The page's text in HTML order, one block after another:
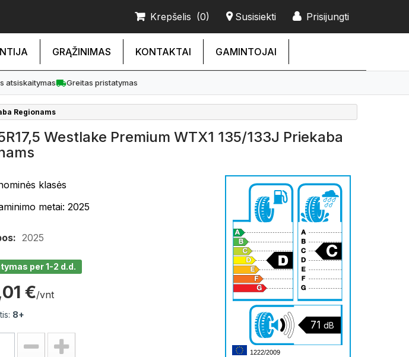
Prisijungti
Susisiekti
Krepšelis (0)
GRĄŽINIMAS KONTAKTAI GAMINTOJAI
atsiskaitymas Greitas pristatymas
Regionams
Westlake Premium WTX1 135/133J Priekaba
klasės
metai: 2025
2025
per 1-2 d.d.
€/vnt
8+
71 dB
1222/2009